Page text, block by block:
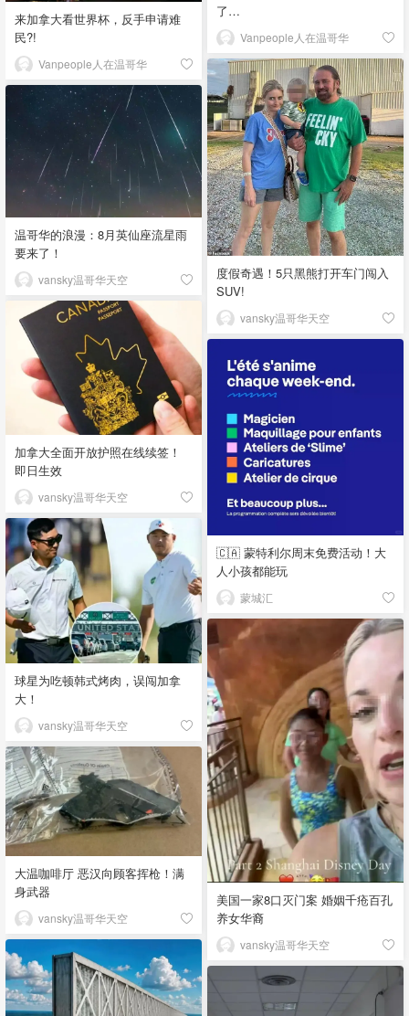
了…
Vanpeople人在温哥华
来加拿大看世界杯，反手申请难
民?!
Vanpeople人在温哥华
度假奇遇！5只黑熊打开车门闯入
SUV!
vansky温哥华天空
温哥华的浪漫：8月英仙座流星雨
要来了！
vansky温哥华天空
加拿大全面开放护照在线续签！
即日生效
vansky温哥华天空
🇨🇦 蒙特利尔周末免费活动！大
人小孩都能玩
蒙城汇
球星为吃顿韩式烤肉，误闯加拿
大！
vansky温哥华天空
美国一家8口灭门案 婚姻千疮百孔
养女华裔
vansky温哥华天空
大温咖啡厅 恶汉向顾客挥枪！满
身武器
vansky温哥华天空